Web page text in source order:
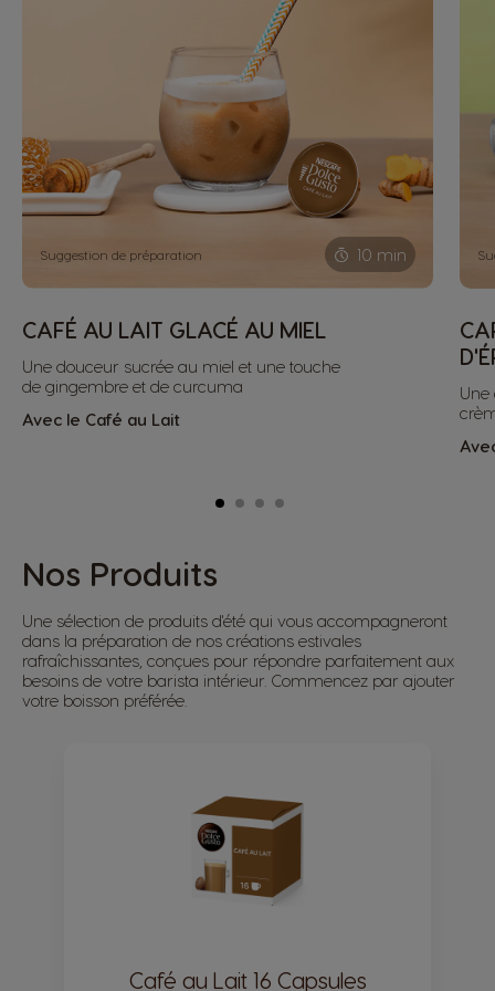
Suggestion de préparation 10 min
CAFÉ AU LAIT GLACÉ AU MIEL
Une douceur sucrée au miel et une touche
de gingembre et de curcuma
Avec le Café au Lait
Une
Nos Produits
Une sélection de produits d'été qui vous accompagneront
dans la préparation de nos créations estivales
rafraîchissantes, conçues pour répondre parfaitement aux
besoins de votre barista intérieur. Commencez par ajouter
votre boisson préférée.
Café au Lait 16 Capsules